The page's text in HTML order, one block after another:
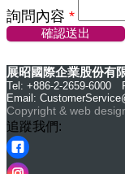
詢問內容 *
確認送出
展昭國際企業股份有
Tel: +886-2-2659-6000
Email:
Copyright & web
追蹤我們: